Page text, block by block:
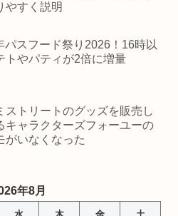
やすく説明
パスフード祭り2026！16時以
トやパティが2倍に増量
ストリートのグッズを販売し
キャラクターズフォーユーの
がいなくなった
年8月